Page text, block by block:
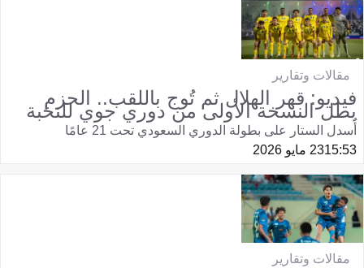
مقالات وتقارير
فيديو: قهر الهلال ثم تُوج باللقب.. الحزم
بطل النسخة الأولى من دوري جوي للنخبة
أُسدل الستار على بطولة الدوري السعودي تحت 21 عامًا
15:5323 مايو 2026
مقالات وتقارير